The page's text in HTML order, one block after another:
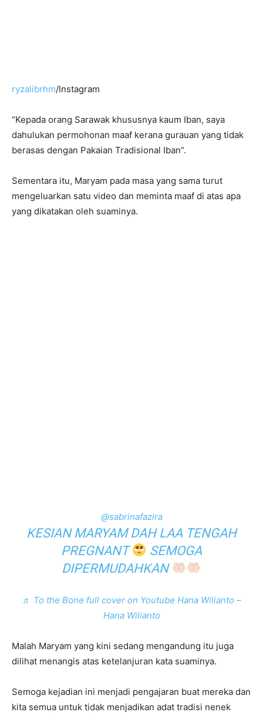
ryzalibrhm/Instagram
“Kepada orang Sarawak khususnya kaum Iban, saya
dahulukan permohonan maaf kerana gurauan yang tidak
berasas dengan Pakaian Tradisional Iban”.
Sementara itu, Maryam pada masa yang sama turut
mengeluarkan satu video dan meminta maaf di atas apa
yang dikatakan oleh suaminya.
@sabrinafazira
KESIAN MARYAM DAH LAA TENGAH
PREGNANT
SEMOGA
DIPERMUDAHKAN
♬ To the Bone full cover on Youtube Hana Wilianto –
Hana Wilianto
Malah Maryam yang kini sedang mengandung itu juga
dilihat menangis atas ketelanjuran kata suaminya.
Semoga kejadian ini menjadi pengajaran buat mereka dan
kita semua untuk tidak menjadikan adat tradisi nenek